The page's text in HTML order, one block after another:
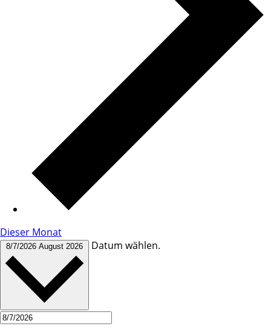
Dieser Monat
8/7/2026 August 2026 Datum wählen.